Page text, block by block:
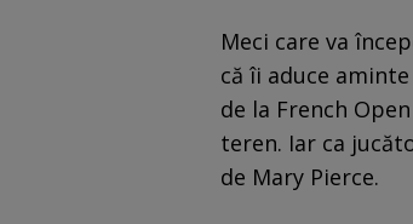
Meci care va
că îi aduce
de la French
teren. Iar ca
de Mary Pierce.